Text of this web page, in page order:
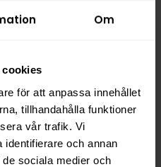
Om
cookies
för att anpassa innehållet
tillhandahålla funktioner
vår trafik. Vi
identifierare och annan
sociala medier och
Slim
Stark
15,0 mg/g